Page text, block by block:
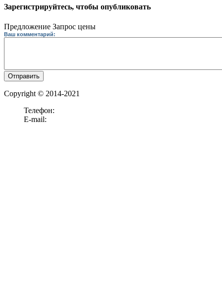
Зарегистрируйтесь, чтобы опубликовать
Предложение Запрос цены
Ваш комментарий:
Отправить
Copyright © 2014-2021
Телефон:
E-mail: